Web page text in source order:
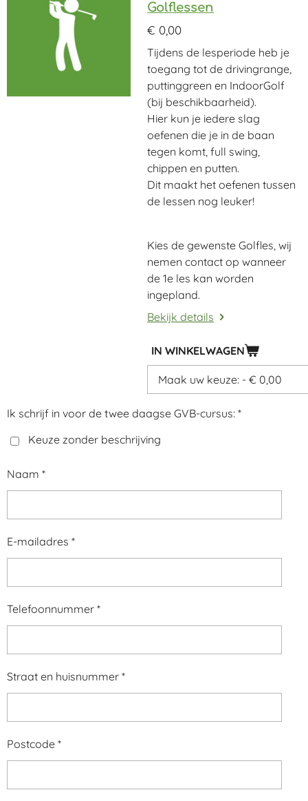
Golflessen
€ 0,00
Tijdens de lesperiode heb je
toegang tot de drivingrange,
puttinggreen en IndoorGolf
(bij beschikbaarheid).
Hier kun je iedere slag
oefenen die je in de baan
tegen komt, full swing,
chippen en putten.
Dit maakt het oefenen tussen
de lessen nog leuker!
Kies de gewenste Golfles, wij
nemen contact op wanneer
de 1e les kan worden
ingepland.
Bekijk details
IN WINKELWAGEN
Ik schrijf in voor de twee daagse GVB-cursus: *
Keuze zonder beschrijving
Naam *
E-mailadres *
Telefoonnummer *
Straat en huisnummer *
Postcode *